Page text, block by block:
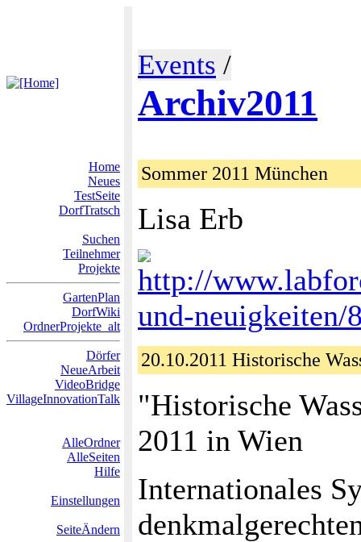
Events /
Archiv2011
Home
Neues
TestSeite
DorfTratsch
Suchen
Teilnehmer
Projekte
GartenPlan
DorfWiki
OrdnerProjekte_alt
Dörfer
NeueArbeit
VideoBridge
VillageInnovationTalk
AlleOrdner
AlleSeiten
Hilfe
Einstellungen
SeiteÄndern
Sommer 2011 München
Lisa Erb
http://
und-neuigkeiten/
20.10.2011 Historische
"Historische
2011 in Wien
Internationales